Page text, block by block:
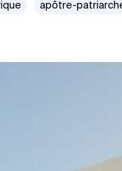
apôtre-